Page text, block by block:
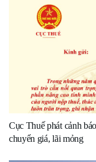
Cục Thuế phát cảnh
chuyển giá, lãi mỏng